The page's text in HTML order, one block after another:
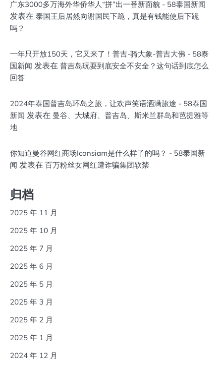
广东3000多万海外华侨华人“拼”出一番新面貌 - 58泰国新闻
发表在 泰国王后居然向谢国民下跪，真是有钱能使后下跪
吗？
一年只开放150天，它又来了！普吉-骑大象-普吉大佛 - 58泰
国新闻 发表在 普吉岛玩耍到底安全不安全？这句话到底怎么
回答
2024年泰国普吉岛环岛之旅，让欢声笑语洒满旅途 - 58泰国
新闻 发表在 曼谷、大城府、普吉岛、斯米兰群岛和芭提雅等
地
你知道曼谷网红商场Iconsiam是什么样子的吗？ - 58泰国新
闻 发表在 百万粉丝女网红遭诈骗集团软禁
归档
2025 年 11 月
2025 年 10 月
2025 年 7 月
2025 年 6 月
2025 年 5 月
2025 年 3 月
2025 年 2 月
2025 年 1 月
2024 年 12 月